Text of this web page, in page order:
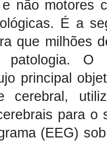
não motores
É a
que milhões
O
principal
cerebral,
para
(EEG)